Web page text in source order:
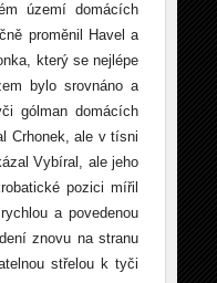
území domácích
proměnil Havel a
který se nejlépe
bylo srovnáno a
gólman domácích
Crhonek, ale v tísni
Vybíral, ale jeho
pozici mířil
a povedenou
znovu na stranu
střelou k tyči